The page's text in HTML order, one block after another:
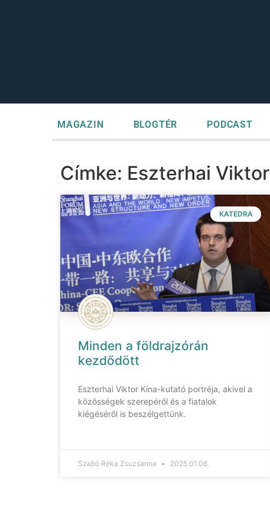
MAGAZIN BLOGTÉR PODCAST
Címke: Eszterhai Viktor
KATEDRA
Minden a földrajzórán
kezdődött
Eszterhai Viktor Kína-kutató portréja, akivel a
közösségek szerepéről és a fiatalok
kiégéséről is beszélgettünk.
Szabó Réka Zsuzsanna 2025.01.06.